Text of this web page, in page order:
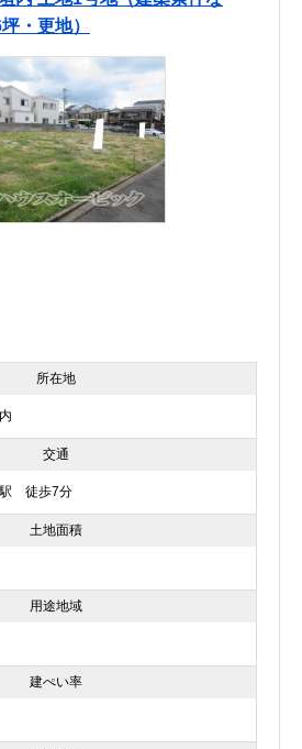
・更地）
所在地
交通
駅 徒歩7分
土地面積
用途地域
建ぺい率